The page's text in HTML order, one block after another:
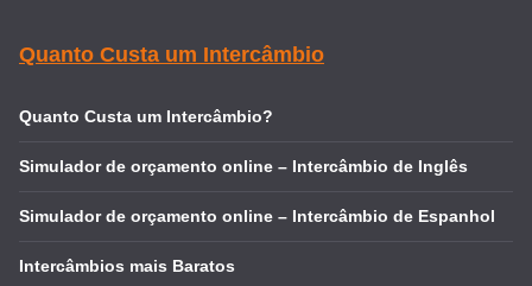
Quanto Custa um Intercâmbio
Quanto Custa um Intercâmbio?
Simulador de orçamento online – Intercâmbio de Inglês
Simulador de orçamento online – Intercâmbio de Espanhol
Intercâmbios mais Baratos